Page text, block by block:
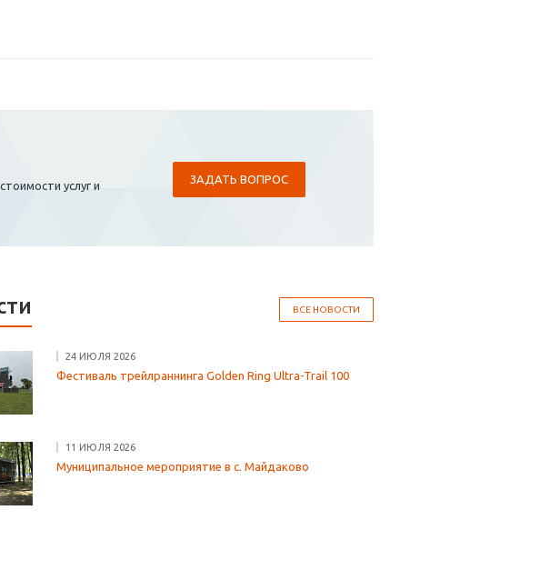
услуг и
ЗАДАТЬ ВОПРОС
ВСЕ НОВОСТИ
24 ИЮЛЯ 2026
Фестиваль трейлраннинга Golden Ring Ultra-Trail 100
11 ИЮЛЯ 2026
Муниципальное мероприятие в с. Майдаково